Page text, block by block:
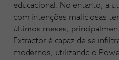
educacional. No entanto, a
com intenções maliciosas
últimos meses,
Extractor é capaz de se
modernos, utilizando o